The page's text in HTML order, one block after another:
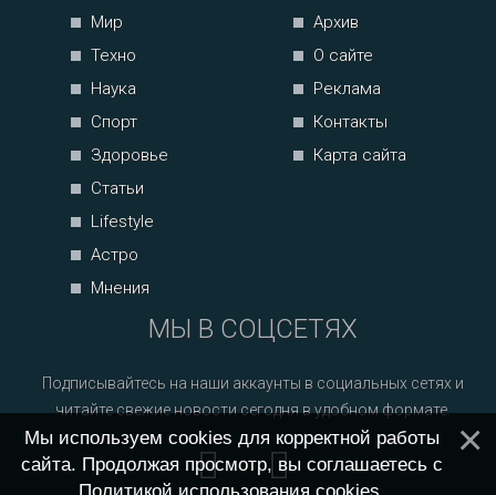
Мир
Техно
Наука
Спорт
Здоровье
Статьи
Lifestyle
Астро
Мнения
Архив
О сайте
Реклама
Контакты
Карта сайта
МЫ В СОЦСЕТЯХ
Подписывайтесь на наши аккаунты в социальных сетях и
читайте свежие новости сегодня в удобном формате.
Мы используем cookies для корректной работы
сайта. Продолжая просмотр, вы соглашаетесь с
Политикой использования cookies